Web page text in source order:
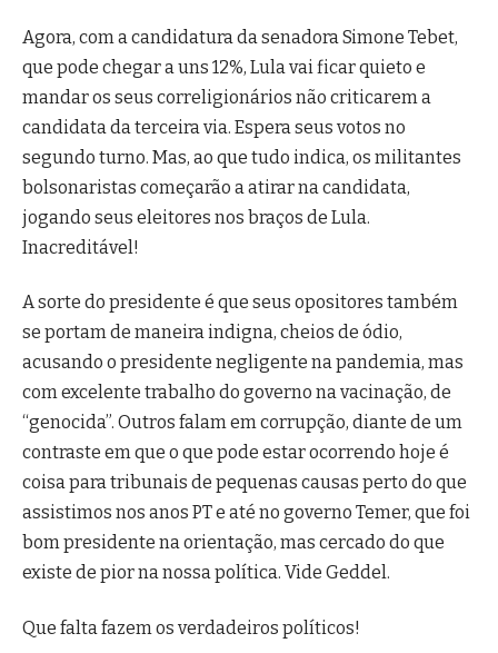
Agora, com a candidatura da senadora Simone Tebet,
que pode chegar a uns 12%, Lula vai ficar quieto e
mandar os seus correligionários não criticarem a
candidata da terceira via. Espera seus votos no
segundo turno. Mas, ao que tudo indica, os militantes
bolsonaristas começarão a atirar na candidata,
jogando seus eleitores nos braços de Lula.
Inacreditável!
A sorte do presidente é que seus opositores também
se portam de maneira indigna, cheios de ódio,
acusando o presidente negligente na pandemia, mas
com excelente trabalho do governo na vacinação, de
“genocida”. Outros falam em corrupção, diante de um
contraste em que o que pode estar ocorrendo hoje é
coisa para tribunais de pequenas causas perto do que
assistimos nos anos PT e até no governo Temer, que foi
bom presidente na orientação, mas cercado do que
existe de pior na nossa política. Vide Geddel.
Que falta fazem os verdadeiros políticos!